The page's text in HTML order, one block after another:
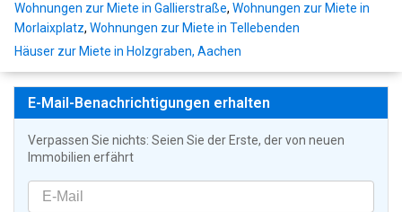
Wohnungen zur Miete in Gallierstraße, Wohnungen zur Miete in
Morlaixplatz, Wohnungen zur Miete in Tellebenden
Häuser zur Miete in Holzgraben, Aachen
E-Mail-Benachrichtigungen erhalten
Verpassen Sie nichts: Seien Sie der Erste, der von neuen
Immobilien erfährt